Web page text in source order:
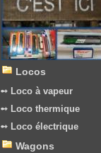
Locos
➻ Loco à vapeur
➻ Loco thermique
➻ Loco électrique
Wagons